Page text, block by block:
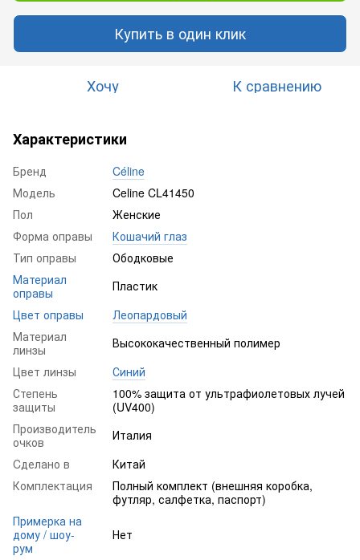
Купить в один клик
Хочу К сравнению
Характеристики
Бренд
Céline
Модель
Celine CL41450
Пол
Женские
Форма оправы
Кошачий глаз
Тип оправы
Ободковые
Материал
оправы
Пластик
Цвет оправы
Леопардовый
Материал
линзы
Высококачественный полимер
Цвет линзы
Синий
Степень
защиты
100% защита от ультрафиолетовых лучей
(UV400)
Производитель
очков
Италия
Cделано в
Китай
Комплектация
Полный комплект (внешняя коробка,
футляр, салфетка, паспорт)
Примерка на
дому / шоу-
рум
Нет